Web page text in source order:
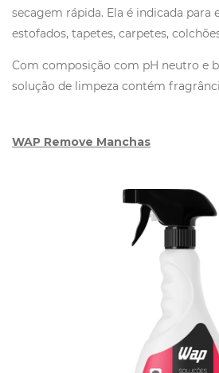
secagem rápida. Ela é indicada para
estofados, tapetes, carpetes,
Com composição com pH neutro e
solução de limpeza contém
WAP Remove Manchas